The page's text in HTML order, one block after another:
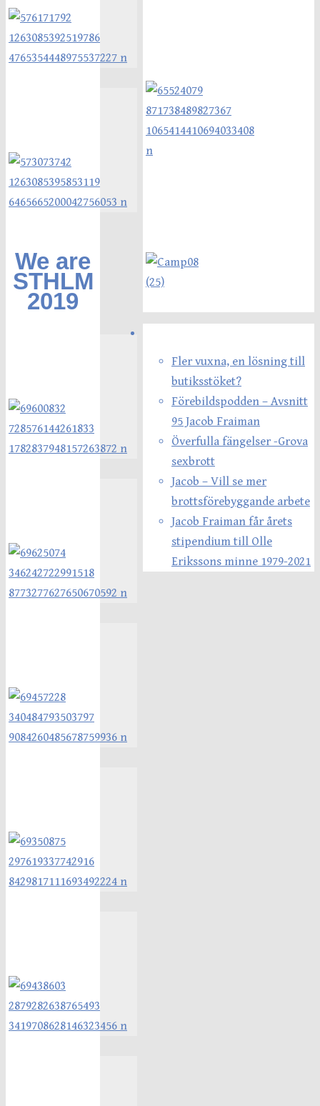
We are
STHLM
2019
Fler vuxna, en lösning till
butiksstöket?
Förebildspodden – Avsnitt
95 Jacob Fraiman
Överfulla fängelser -Grova
sexbrott
Jacob – Vill se mer
brottsförebyggande arbete
Jacob Fraiman får årets
stipendium till Olle
Erikssons minne 1979-2021